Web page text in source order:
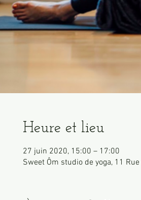
Heure et lieu
27 juin 2020, 15:00 – 17:00
Sweet Ôm studio de yoga, 11